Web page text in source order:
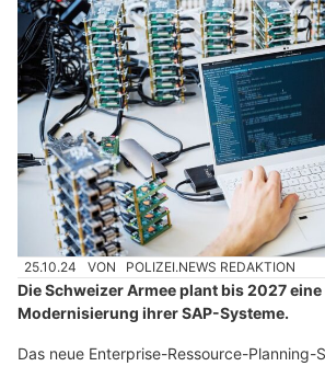
25.10.24 VON POLIZEI.NEWS REDAKTION
Die Schweizer Armee plant bis 2027
Modernisierung ihrer SAP-Systeme.
Das neue Enterprise-Ressource-Planning-